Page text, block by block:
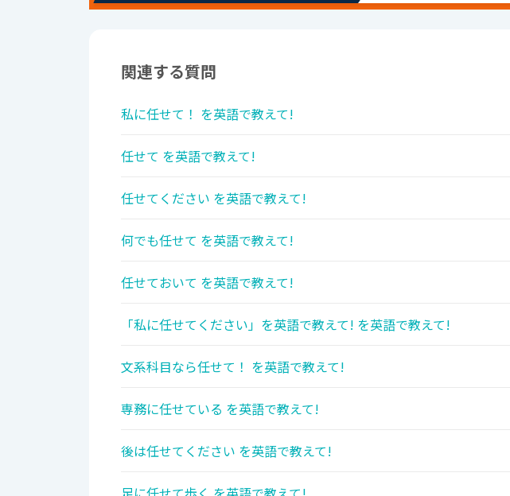
関連する質問
私に任せて！ を英語で教えて!
任せて を英語で教えて!
任せてください を英語で教えて!
何でも任せて を英語で教えて!
任せておいて を英語で教えて!
「私に任せてください」を英語で教えて! を英語で教えて!
文系科目なら任せて！ を英語で教えて!
専務に任せている を英語で教えて!
後は任せてください を英語で教えて!